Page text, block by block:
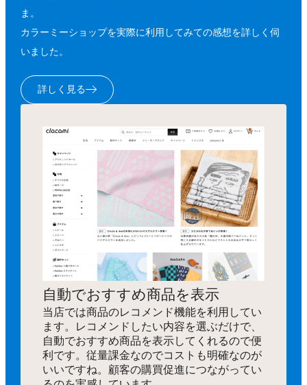
ま。
カラーミーショップを実際に利用してみての感想を詳しく伺
いました。
詳しく見る
自動でおすすめ商品を表示
当店では商品のレコメンド機能を利用してい
ます。レコメンドしたい内容を選ぶだけで、
自動でおすすめ商品を表示してくれるので便
利です。従量課金なのでコストも明確なのが
いいですね。顧客の購買促進につながってい